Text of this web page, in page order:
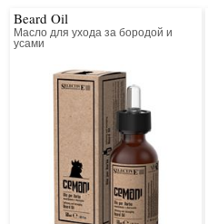
Beard Oil
Масло для ухода за бородой и
усами